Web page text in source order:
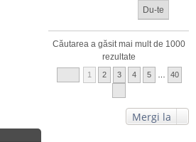
Căutarea a găsit mai mult de 1000
rezultate
1 2 3 4 5 40
Mergi la